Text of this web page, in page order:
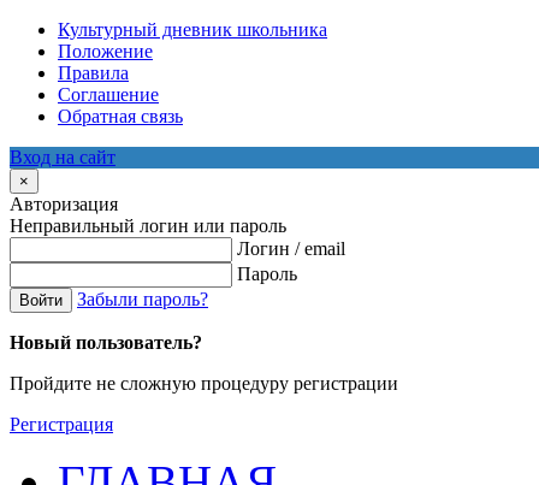
Культурный дневник школьника
Положение
Правила
Соглашение
Обратная связь
Вход на сайт
×
Авторизация
Неправильный логин или пароль
Логин / email
Пароль
Войти Забыли пароль?
Новый пользователь?
Пройдите не сложную процедуру регистрации
Регистрация